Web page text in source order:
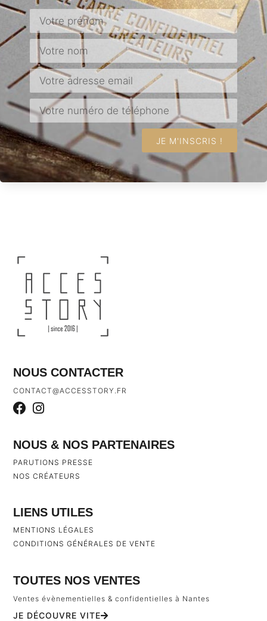
JE M'INSCRIS !
NOUS CONTACTER
CONTACT@ACCESSTORY.FR
NOUS & NOS PARTENAIRES
PARUTIONS PRESSE
NOS CRÉATEURS
LIENS UTILES
MENTIONS LÉGALES
CONDITIONS GÉNÉRALES DE VENTE
TOUTES NOS VENTES
Ventes évènementielles & confidentielles à Nantes
JE DÉCOUVRE VITE